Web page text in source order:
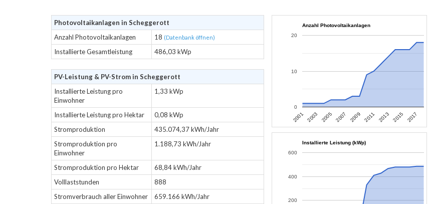
Photovoltaikanlagen in Scheggerott
Anzahl Photovoltaikanlagen
18 (Datenbank öffnen)
Installierte Gesamtleistung 486,03 kWp
PV-Leistung & PV-Strom in Scheggerott
Installierte Leistung pro
Einwohner
1,33 kWp
Installierte Leistung pro Hektar
0,08 kWp
Stromproduktion
435.074,37 kWh/Jahr
Stromproduktion pro
Einwohner
1.188,73 kWh/Jahr
Stromproduktion pro Hektar
68,84 kWh/Jahr
Volllaststunden
888
Stromverbrauch aller Einwohner
659.166 kWh/Jahr
Anzahl Photovoltaikanlagen
2001 2003 2005 2007 2009 2011 2013 2015 2017
0
10
20
Installierte Leistung (kWp)
200
400
600